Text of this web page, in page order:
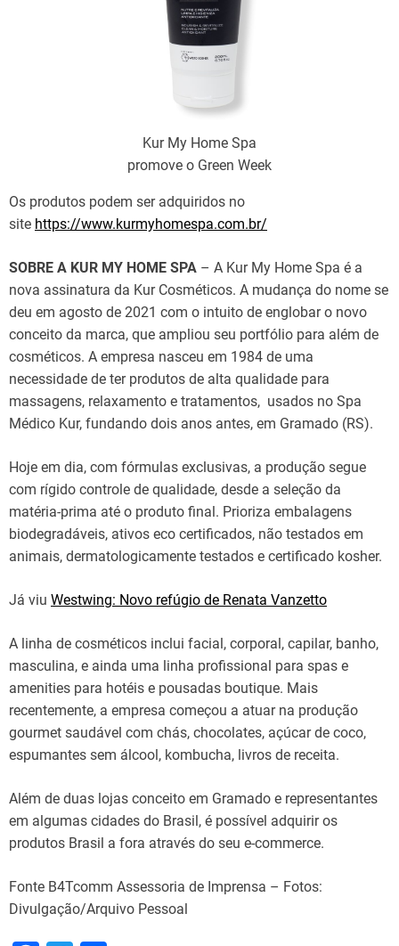
Kur My Home Spa
promove o Green Week
Os produtos podem ser adquiridos no
site https://www.kurmyhomespa.com.br/
SOBRE A KUR MY HOME SPA – A Kur My Home Spa é a
nova assinatura da Kur Cosméticos. A mudança do nome se
deu em agosto de 2021 com o intuito de englobar o novo
conceito da marca, que ampliou seu portfólio para além de
cosméticos. A empresa nasceu em 1984 de uma
necessidade de ter produtos de alta qualidade para
massagens, relaxamento e tratamentos, usados no Spa
Médico Kur, fundando dois anos antes, em Gramado (RS).
Hoje em dia, com fórmulas exclusivas, a produção segue
com rígido controle de qualidade, desde a seleção da
matéria-prima até o produto final. Prioriza embalagens
biodegradáveis, ativos eco certificados, não testados em
animais, dermatologicamente testados e certificado kosher.
Já viu Westwing: Novo refúgio de Renata Vanzetto
A linha de cosméticos inclui facial, corporal, capilar, banho,
masculina, e ainda uma linha profissional para spas e
amenities para hotéis e pousadas boutique. Mais
recentemente, a empresa começou a atuar na produção
gourmet saudável com chás, chocolates, açúcar de coco,
espumantes sem álcool, kombucha, livros de receita.
Além de duas lojas conceito em Gramado e representantes
em algumas cidades do Brasil, é possível adquirir os
produtos Brasil a fora através do seu e-commerce.
Fonte B4Tcomm Assessoria de Imprensa – Fotos:
Divulgação/Arquivo Pessoal